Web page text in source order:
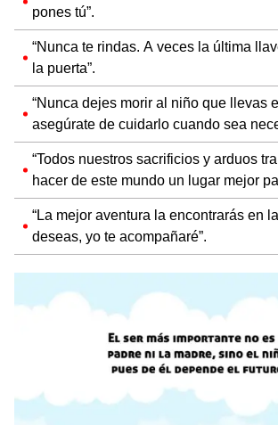
pones tú”.
“Nunca te rindas. A veces la última
la puerta”.
“Nunca dejes morir al niño que llevas
asegúrate de cuidarlo cuando sea
“Todos nuestros sacrificios y arduos
hacer de este mundo un lugar mejor
“La mejor aventura la encontrarás en
deseas, yo te acompañaré”.